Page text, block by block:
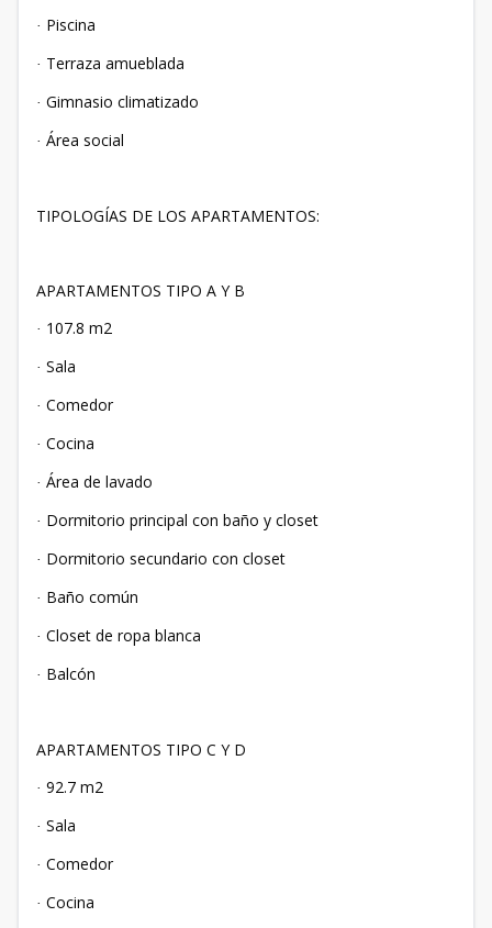
· Piscina
· Terraza amueblada
· Gimnasio climatizado
· Área social
TIPOLOGÍAS DE LOS APARTAMENTOS:
APARTAMENTOS TIPO A Y B
· 107.8 m2
· Sala
· Comedor
· Cocina
· Área de lavado
· Dormitorio principal con baño y closet
· Dormitorio secundario con closet
· Baño común
· Closet de ropa blanca
· Balcón
APARTAMENTOS TIPO C Y D
· 92.7 m2
· Sala
· Comedor
· Cocina